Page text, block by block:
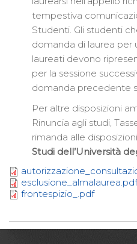
tempestiva
Studenti. Gli studenti
domanda di laurea per
laureati devono
per la sessione
domanda precedente
Per altre disposizioni
Rinuncia agli studi,
rimanda alle
Studi dell’Università
esclusione_almalaurea.pdf
frontespizio_.pdf